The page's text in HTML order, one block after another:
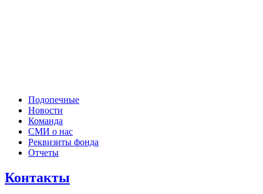
Подопечные
Новости
Команда
СМИ о нас
Реквизиты фонда
Отчеты
Контакты